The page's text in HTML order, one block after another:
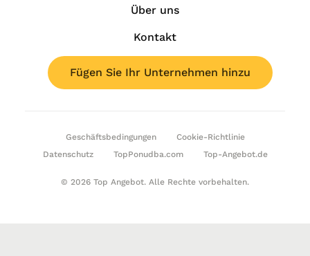
Über uns
Kontakt
Fügen Sie Ihr Unternehmen hinzu
Geschäftsbedingungen
Cookie-Richtlinie
Datenschutz
TopPonudba.com Top-Angebot.de
© 2026 Top Angebot. Alle Rechte vorbehalten.